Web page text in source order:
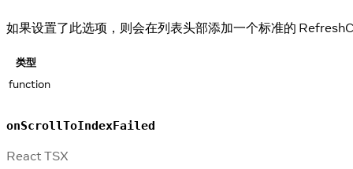
如果设置了此选项，则会在列表头部添加一个标准的
类型
function
onScrollToIndexFailed
React TSX